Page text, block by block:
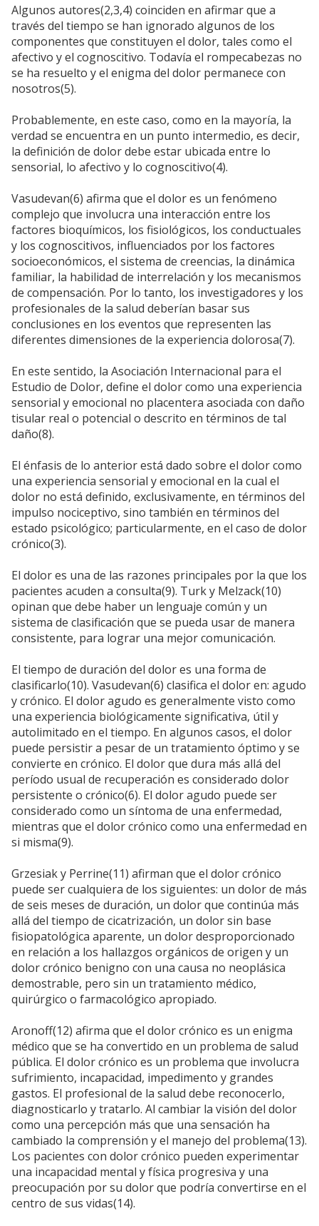
Algunos autores(2,3,4) coinciden en afirmar que a
través del tiempo se han ignorado algunos de los
componentes que constituyen el dolor, tales como el
afectivo y el cognoscitivo. Todavía el rompecabezas no
se ha resuelto y el enigma del dolor permanece con
nosotros(5).
Probablemente, en este caso, como en la mayoría, la
verdad se encuentra en un punto intermedio, es decir,
la definición de dolor debe estar ubicada entre lo
sensorial, lo afectivo y lo cognoscitivo(4).
Vasudevan(6) afirma que el dolor es un fenómeno
complejo que involucra una interacción entre los
factores bioquímicos, los fisiológicos, los conductuales
y los cognoscitivos, influenciados por los factores
socioeconómicos, el sistema de creencias, la dinámica
familiar, la habilidad de interrelación y los mecanismos
de compensación. Por lo tanto, los investigadores y los
profesionales de la salud deberían basar sus
conclusiones en los eventos que representen las
diferentes dimensiones de la experiencia dolorosa(7).
En este sentido, la Asociación Internacional para el
Estudio de Dolor, define el dolor como una experiencia
sensorial y emocional no placentera asociada con daño
tisular real o potencial o descrito en términos de tal
daño(8).
El énfasis de lo anterior está dado sobre el dolor como
una experiencia sensorial y emocional en la cual el
dolor no está definido, exclusivamente, en términos del
impulso nociceptivo, sino también en términos del
estado psicológico; particularmente, en el caso de dolor
crónico(3).
El dolor es una de las razones principales por la que los
pacientes acuden a consulta(9). Turk y Melzack(10)
opinan que debe haber un lenguaje común y un
sistema de clasificación que se pueda usar de manera
consistente, para lograr una mejor comunicación.
El tiempo de duración del dolor es una forma de
clasificarlo(10). Vasudevan(6) clasifica el dolor en: agudo
y crónico. El dolor agudo es generalmente visto como
una experiencia biológicamente significativa, útil y
autolimitado en el tiempo. En algunos casos, el dolor
puede persistir a pesar de un tratamiento óptimo y se
convierte en crónico. El dolor que dura más allá del
período usual de recuperación es considerado dolor
persistente o crónico(6). El dolor agudo puede ser
considerado como un síntoma de una enfermedad,
mientras que el dolor crónico como una enfermedad en
si misma(9).
Grzesiak y Perrine(11) afirman que el dolor crónico
puede ser cualquiera de los siguientes: un dolor de más
de seis meses de duración, un dolor que continúa más
allá del tiempo de cicatrización, un dolor sin base
fisiopatológica aparente, un dolor desproporcionado
en relación a los hallazgos orgánicos de origen y un
dolor crónico benigno con una causa no neoplásica
demostrable, pero sin un tratamiento médico,
quirúrgico o farmacológico apropiado.
Aronoff(12) afirma que el dolor crónico es un enigma
médico que se ha convertido en un problema de salud
pública. El dolor crónico es un problema que involucra
sufrimiento, incapacidad, impedimento y grandes
gastos. El profesional de la salud debe reconocerlo,
diagnosticarlo y tratarlo. Al cambiar la visión del dolor
como una percepción más que una sensación ha
cambiado la comprensión y el manejo del problema(13).
Los pacientes con dolor crónico pueden experimentar
una incapacidad mental y física progresiva y una
preocupación por su dolor que podría convertirse en el
centro de sus vidas(14).